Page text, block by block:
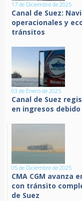
17 de Diciembre de 2025
Canal de Suez:
operacionales y
tránsitos
03 de Enero de 2025
Canal de Suez
en ingresos
05 de Diciembre de 2025
CMA CGM avanza
con tránsito
de Suez